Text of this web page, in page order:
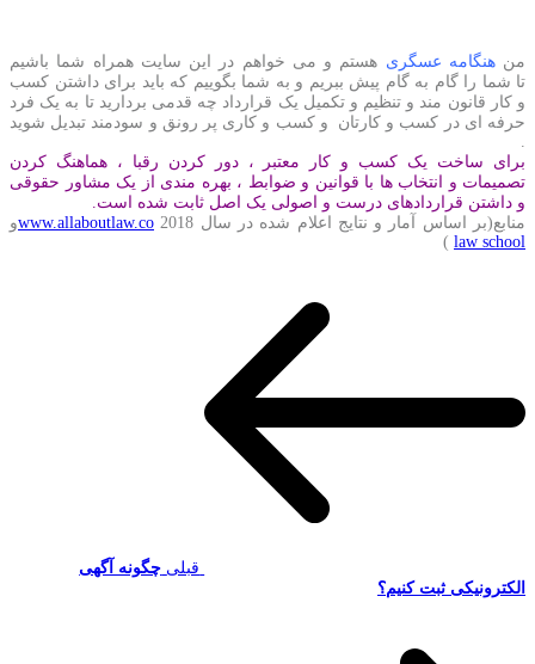
منهنگامه عسگری هستم و می خواهم در این سایت همراه شما باشیم
تا شما را گام به گام پیش ببریم و به شما بگوییم که باید برای داشتن کسب
و کار قانون مند و تنظیم و تکمیل یک قرارداد چه قدمی بردارید تا به یک فرد
حرفه ای در کسب و کارتان و کسب و کاری پر رونق و سودمند تبدیل شوید
.
برای ساخت یک کسب و کار معتبر ، دور کردن رقبا ، هماهنگ کردن
تصمیمات و انتخاب ها با قوانین و ضوابط ، بهره مندی از یک مشاور حقوقی
و داشتن قراردادهای درست و اصولی یک اصل ثابت شده است.
منابع(بر اساس آمار و نتایج اعلام شده در سال 2018
www.allaboutlaw.coو
law school
)
قبلی چگونه آگهی
الکترونیکی ثبت کنیم؟